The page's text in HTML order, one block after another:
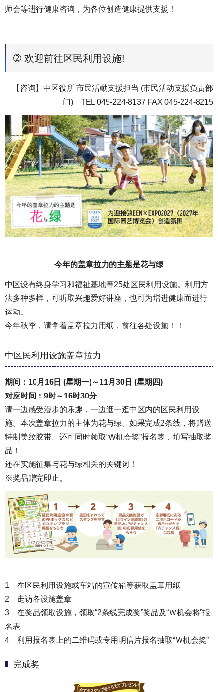
师会等进行健康咨询，为各位创造健康提供支援！
➁ 欢迎前往区民利用设施!
【咨询】中区役所 市民活動支援担当 (市民活动支援负责部
门) TEL 045-224-8137 FAX 045-224-8215
今年的盖章拉力的主题是花与绿
中区设有终身学习和福祉基地等25处区民利用设施。利用方
法多种多样，可听取兴趣爱好讲座，也可为增进健康而进行
运动。
今年秋季，请拿着盖章拉力用纸，前往各处设施！！
中区民利用设施盖章拉力
期间：10月16日 (星期一)～11月30日 (星期四)
对应时间：9时～16时30分
请一边感受漫步的乐趣，一边逛一逛中区内的区民利用设
施。本次盖章拉力的主体为花与绿。如果完成2条线，将赠送
特制美纹胶带。还可同时领取“W机会奖”报名表，填写抽取奖
品！
还在实施征集与花与绿相关的关键词！
※奖品赠完即止。
1 在区民利用设施或车站的宣传箱等获取盖章用纸
2 走访各设施盖章
3 在奖品领取设施，领取“2条线完成奖”奖品及“Ｗ机会将”报
名表
4 利用报名表上的二维码或专用明信片报名抽取“Ｗ机会奖”
完成奖